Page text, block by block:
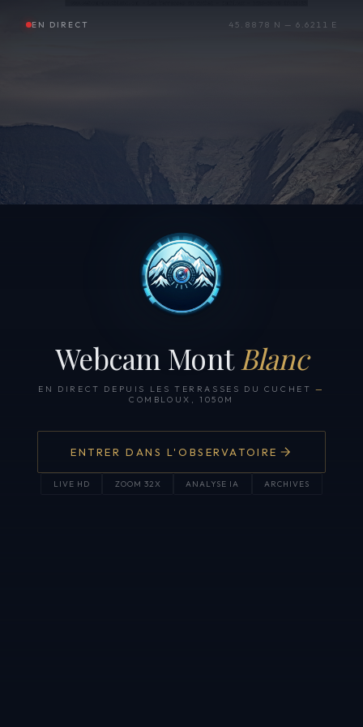
EN DIRECT 45.8878 N — 6.6211 E
Webcam Mont Blanc
EN DIRECT DEPUIS LES TERRASSES DU CUCHET —
COMBLOUX, 1050M
ENTRER DANS L'OBSERVATOIRE
LIVE HD ZOOM 32X ANALYSE IA ARCHIVES